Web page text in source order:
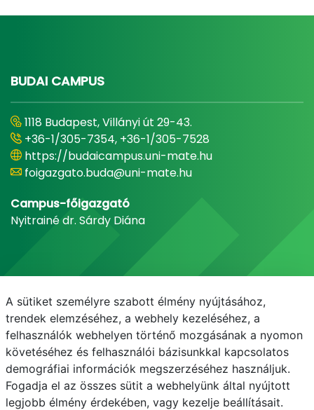
BUDAI CAMPUS
1118 Budapest, Villányi út 29-43.
+36-1/305-7354, +36-1/305-7528
https://budaicampus.uni-mate.hu
foigazgato.buda@uni-mate.hu
Campus-főigazgató
Nyitrainé dr. Sárdy Diána
E-mail Telefonkönyv NEPTUN E-learning
A sütiket személyre szabott élmény nyújtásához,
trendek elemzéséhez, a webhely kezeléséhez, a
felhasználók webhelyen történő mozgásának a nyomon
követéséhez és felhasználói bázisunkkal kapcsolatos
demográfiai információk megszerzéséhez használjuk.
Fogadja el az összes sütit a webhelyünk által nyújtott
legjobb élmény érdekében, vagy kezelje beállításait.